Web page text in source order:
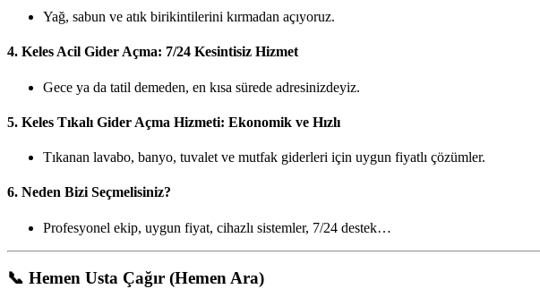
Yağ, sabun ve atık birikintilerini kırmadan açıyoruz.
4. Keles Acil Gider Açma: 7/24 Kesintisiz Hizmet
Gece ya da tatil demeden, en kısa sürede adresinizdeyiz.
5. Keles Tıkalı Gider Açma Hizmeti: Ekonomik ve Hızlı
Tıkanan lavabo, banyo, tuvalet ve mutfak giderleri için uygun fiyatlı çözümler.
6. Neden Bizi Seçmelisiniz?
Profesyonel ekip, uygun fiyat, cihazlı sistemler, 7/24 destek…
📞 Hemen Usta Çağır (Hemen Ara)